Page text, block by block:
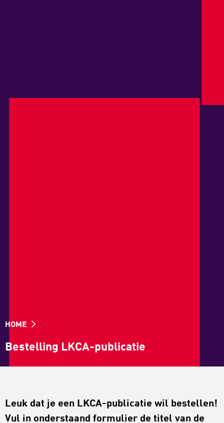
HOME
Bestelling LKCA-publicatie
Leuk dat je een LKCA-publicatie wil bestellen!
Vul in onderstaand formulier de titel van de